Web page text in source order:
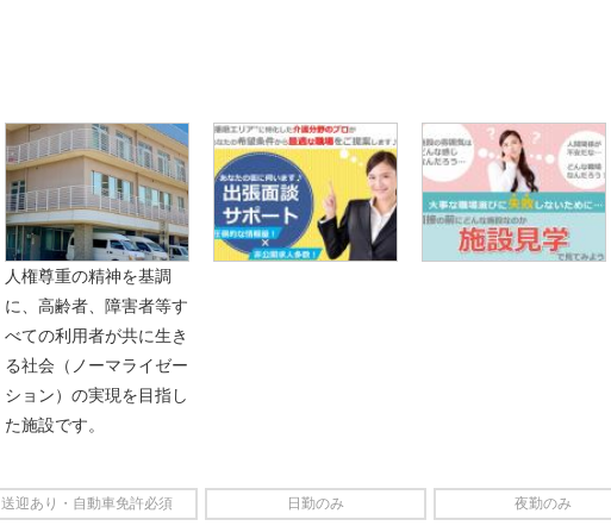
人権尊重の精神を基調
に、高齢者、障害者等す
べての利用者が共に生き
る社会（ノーマライゼー
ション）の実現を目指し
た施設です。
送迎あり・自動車免許必須 日勤のみ 夜勤のみ